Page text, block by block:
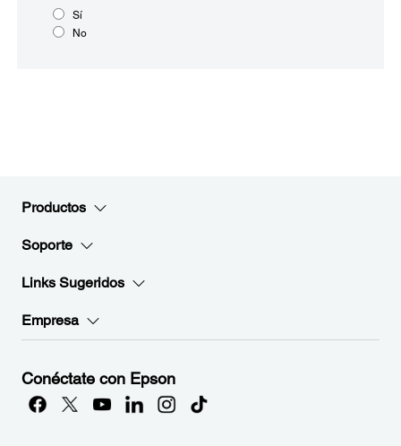
Sí
No
Productos
Soporte
Links Sugeridos
Empresa
Conéctate con Epson